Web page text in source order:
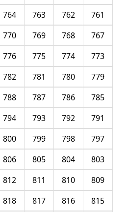
761
762
763
764
767
768
769
770
773
774
775
776
779
780
781
782
785
786
787
788
791
792
793
794
797
798
799
800
803
804
805
806
809
810
811
812
815
816
817
818